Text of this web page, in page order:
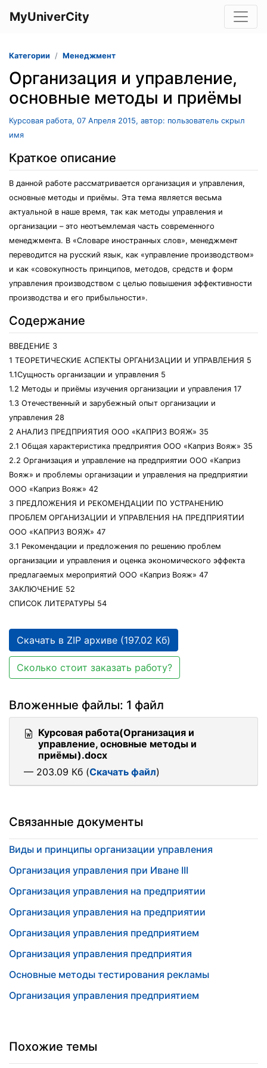
MyUniverCity
Категории Менеджмент
Организация и управление,
основные методы и приёмы
Курсовая работа, 07 Апреля 2015, автор: пользователь скрыл
имя
Краткое описание
В данной работе рассматривается организация и управления,
основные методы и приёмы. Эта тема является весьма
актуальной в наше время, так как методы управления и
организации – это неотъемлемая часть современного
менеджмента. В «Словаре иностранных слов», менеджмент
переводится на русский язык, как «управление производством»
и как «совокупность принципов, методов, средств и форм
управления производством с целью повышения эффективности
производства и его прибыльности».
Содержание
ВВЕДЕНИЕ 3
1 ТЕОРЕТИЧЕСКИЕ АСПЕКТЫ ОРГАНИЗАЦИИ И УПРАВЛЕНИЯ 5
1.1Сущность организации и управления 5
1.2 Методы и приёмы изучения организации и управления 17
1.3 Отечественный и зарубежный опыт организации и
управления 28
2 АНАЛИЗ ПРЕДПРИЯТИЯ ООО «КАПРИЗ ВОЯЖ» 35
2.1 Общая характеристика предприятия ООО «Каприз Вояж» 35
2.2 Организация и управление на предприятии ООО «Каприз
Вояж» и проблемы организации и управления на предприятии
ООО «Каприз Вояж» 42
3 ПРЕДЛОЖЕНИЯ И РЕКОМЕНДАЦИИ ПО УСТРАНЕНИЮ
ПРОБЛЕМ ОРГАНИЗАЦИИ И УПРАВЛЕНИЯ НА ПРЕДПРИЯТИИ
ООО «КАПРИЗ ВОЯЖ» 47
3.1 Рекомендации и предложения по решению проблем
организации и управления и оценка экономического эффекта
предлагаемых мероприятий ООО «Каприз Вояж» 47
ЗАКЛЮЧЕНИЕ 52
СПИСОК ЛИТЕРАТУРЫ 54
Скачать в ZIP архиве (197.02 Кб)
Сколько стоит заказать работу?
Вложенные файлы: 1 файл
Курсовая работа(Организация и
управление, основные методы и
приёмы).docx
— 203.09 Кб (Скачать файл)
Связанные документы
Виды и принципы организации управления
Организация управления при Иване III
Организация управления на предприятии
Организация управления на предприятии
Организация управления предприятием
Организация управления предприятия
Основные методы тестирования рекламы
Организация управления предприятием
Похожие темы